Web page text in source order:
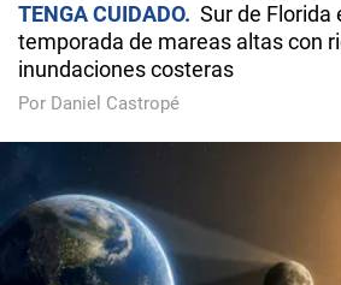
TENGA CUIDADO
Sur de Florida
temporada de mareas altas con
inundaciones costeras
Por Daniel Castropé